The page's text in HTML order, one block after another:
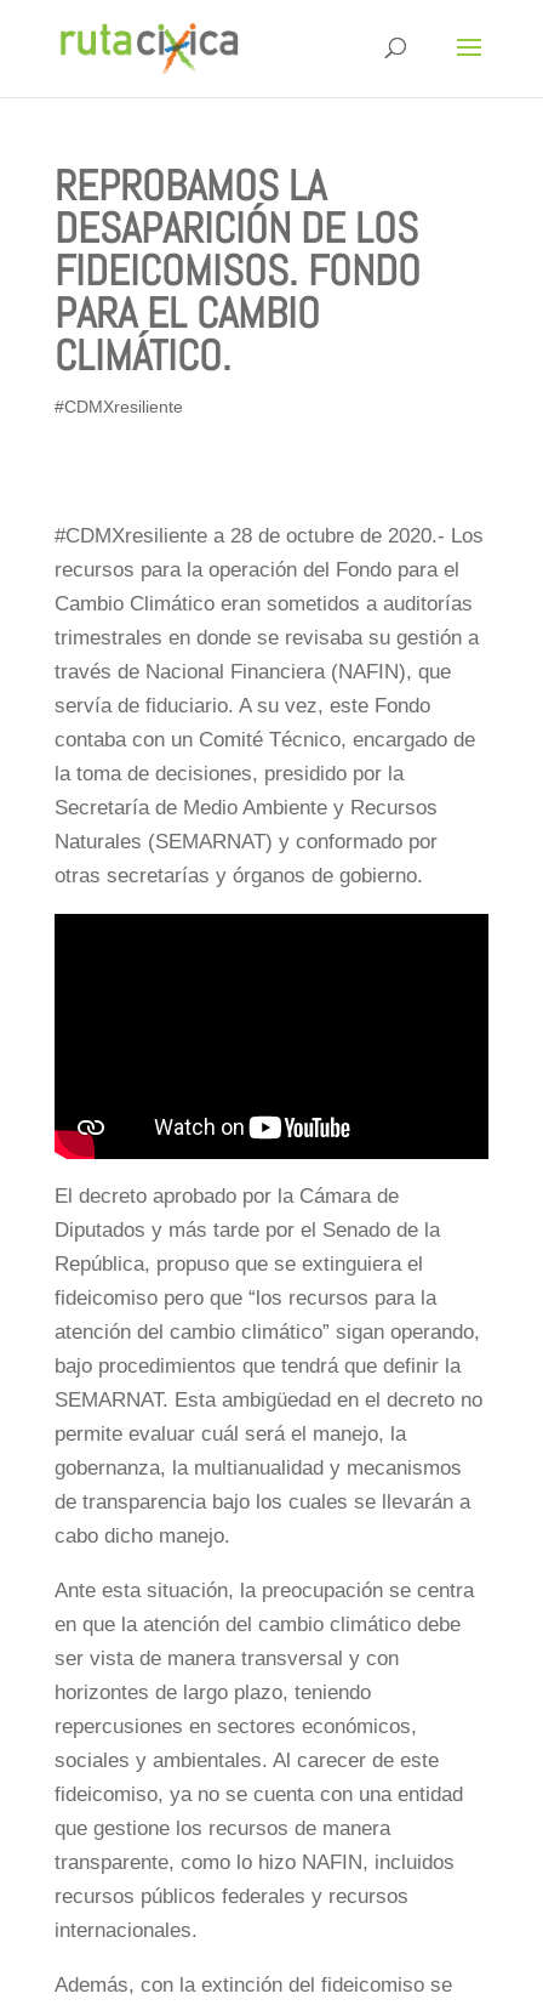
REPROBAMOS LA
DESAPARICIÓN DE LOS
FIDEICOMISOS. FONDO
PARA EL CAMBIO
CLIMÁTICO.
#CDMXresiliente
#CDMXresiliente a 28 de octubre de 2020.- Los
recursos para la operación del Fondo para el
Cambio Climático eran sometidos a auditorías
trimestrales en donde se revisaba su gestión a
través de Nacional Financiera (NAFIN), que
servía de fiduciario. A su vez, este Fondo
contaba con un Comité Técnico, encargado de
la toma de decisiones, presidido por la
Secretaría de Medio Ambiente y Recursos
Naturales (SEMARNAT) y conformado por
otras secretarías y órganos de gobierno.
El decreto aprobado por la Cámara de
Diputados y más tarde por el Senado de la
República, propuso que se extinguiera el
fideicomiso pero que “los recursos para la
atención del cambio climático” sigan operando,
bajo procedimientos que tendrá que definir la
SEMARNAT. Esta ambigüedad en el decreto no
permite evaluar cuál será el manejo, la
gobernanza, la multianualidad y mecanismos
de transparencia bajo los cuales se llevarán a
cabo dicho manejo.
Ante esta situación, la preocupación se centra
en que la atención del cambio climático debe
ser vista de manera transversal y con
horizontes de largo plazo, teniendo
repercusiones en sectores económicos,
sociales y ambientales. Al carecer de este
fideicomiso, ya no se cuenta con una entidad
que gestione los recursos de manera
transparente, como lo hizo NAFIN, incluidos
recursos públicos federales y recursos
internacionales.
Además, con la extinción del fideicomiso se